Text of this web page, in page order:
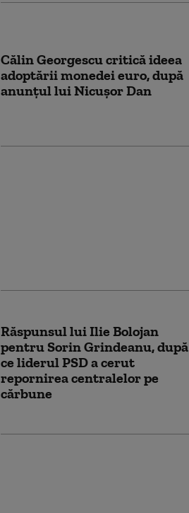
Călin Georgescu critică ideea
adoptării monedei euro, după
anunțul lui Nicușor Dan
Răspunsul lui Ilie Bolojan
pentru Sorin Grindeanu, după
ce liderul PSD a cerut
repornirea centralelor pe
cărbune